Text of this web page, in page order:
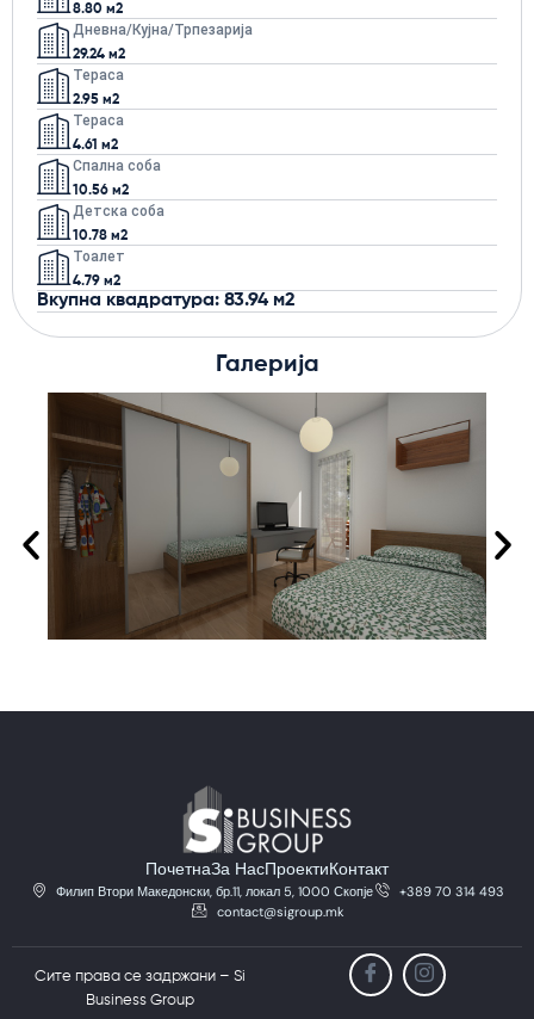
8.80 м2
Дневна/кујна/трпезарија
29.24 м2
Тераса
2.95 м2
Тераса
4.61 м2
Спална соба
10.56 м2
Детска соба
10.78 м2
Тоалет
4.79 м2
Вкупна квадратура: 83.94 м2
Галерија
ПочетнаЗа НасПроектиКонтакт
Филип Втори Македонски, бр.11, локал 5, 1000 Скопје
+389 70 314 493
contact@sigroup.mk
Сите права се задржани – Si
Business Group